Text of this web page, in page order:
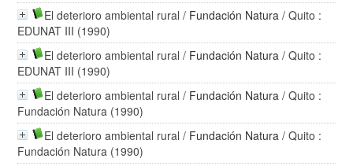
El deterioro ambiental rural / Fundación Natura / Quito :
EDUNAT III (1990)
El deterioro ambiental rural / Fundación Natura / Quito :
EDUNAT III (1990)
El deterioro ambiental rural / Fundación Natura / Quito :
Fundación Natura (1990)
El deterioro ambiental rural / Fundación Natura / Quito :
Fundación Natura (1990)